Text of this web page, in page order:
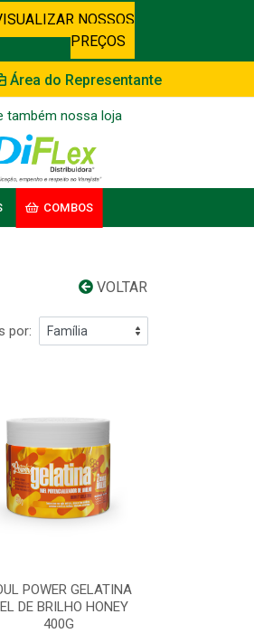
NOSSOS
PREÇOS
Área do Representante
também nossa loja
COMBOS
VOLTAR
por:
POWER GELATINA
DE BRILHO HONEY
400G